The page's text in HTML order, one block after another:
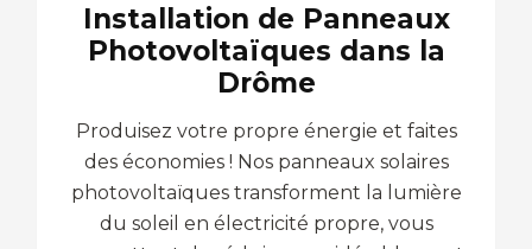
Installation de Panneaux
Photovoltaïques dans la
Drôme
Produisez votre propre énergie et faites
des économies ! Nos panneaux solaires
photovoltaïques transforment la lumière
du soleil en électricité propre, vous